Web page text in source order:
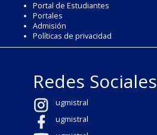
Portal de Estudiantes
Portales
Admisión
Políticas de privacidad
Redes Sociales
ugmistral
ugmistral